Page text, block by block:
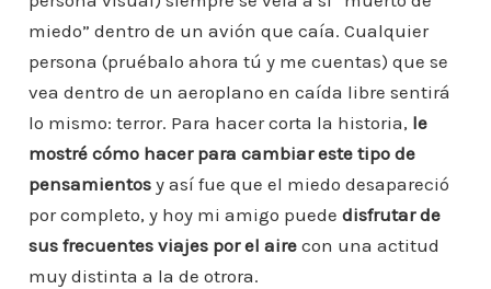
miedo” dentro de un avión que caía. Cualquier
persona (pruébalo ahora tú y me cuentas) que se
vea dentro de un aeroplano en caída libre sentirá
lo mismo: terror. Para hacer corta la historia, le
mostré cómo hacer para cambiar este tipo de
pensamientosy así fue que el miedo desapareció
por completo, y hoy mi amigo puede disfrutar de
sus frecuentes viajes por el airecon una actitud
muy distinta a la de otrora.